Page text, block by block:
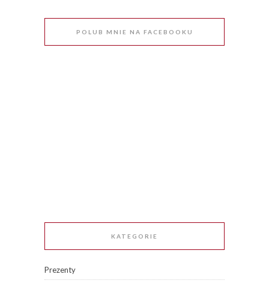
POLUB MNIE NA FACEBOOKU
KATEGORIE
Prezenty